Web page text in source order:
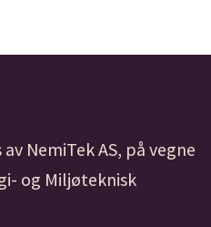
NemiTek AS, på vegne
og Miljøteknisk